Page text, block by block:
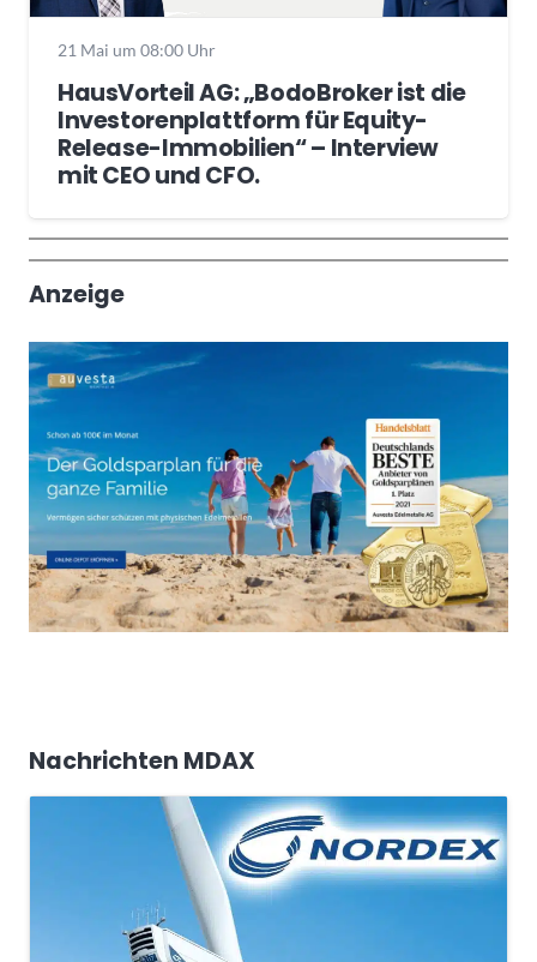
21 Mai um 08:00 Uhr
HausVorteil AG: „BodoBroker ist die
Investorenplattform für Equity-
Release-Immobilien“ – Interview
mit CEO und CFO.
Wochenrückblick
Trendthemen
Anzeige
Nachrichten MDAX